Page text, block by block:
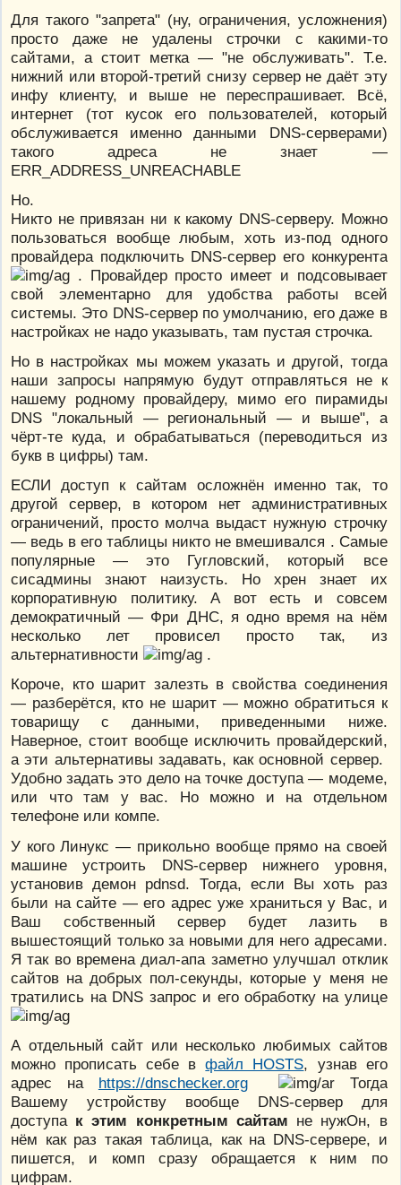
Для такого "запрета" (ну, ограничения, усложнения)
просто даже не удалены строчки с какими-то
сайтами, а стоит метка — "не обслуживать". Т.е.
нижний или второй-третий снизу сервер не даёт эту
инфу клиенту, и выше не переспрашивает. Всё,
интернет (тот кусок его пользователей, который
обслуживается именно данными DNS-серверами)
такого адреса не знает —
ERR_ADDRESS_UNREACHABLE
Но.
Никто не привязан ни к какому DNS-серверу. Можно
пользоваться вообще любым, хоть из-под одного
провайдера подключить DNS-сервер его конкурента
. Провайдер просто имеет и подсовывает
свой элементарно для удобства работы всей
системы. Это DNS-сервер по умолчанию, его даже в
настройках не надо указывать, там пустая строчка.
Но в настройках мы можем указать и другой, тогда
наши запросы напрямую будут отправляться не к
нашему родному провайдеру, мимо его пирамиды
DNS "локальный — региональный — и выше", а
чёрт-те куда, и обрабатываться (переводиться из
букв в цифры) там.
ЕСЛИ доступ к сайтам осложнён именно так, то
другой сервер, в котором нет административных
ограничений, просто молча выдаст нужную строчку
— ведь в его таблицы никто не вмешивался . Самые
популярные — это Гугловский, который все
сисадмины знают наизусть. Но хрен знает их
корпоративную политику. А вот есть и совсем
демократичный — Фри ДНС, я одно время на нём
несколько лет провисел просто так, из
альтернативности
.
Короче, кто шарит залезть в свойства соединения
— разберётся, кто не шарит — можно обратиться к
товарищу с данными, приведенными ниже.
Наверное, стоит вообще исключить провайдерский,
а эти альтернативы задавать, как основной сервер.
Удобно задать это дело на точке доступа — модеме,
или что там у вас. Но можно и на отдельном
телефоне или компе.
У кого Линукс — прикольно вообще прямо на своей
машине устроить DNS-сервер нижнего уровня,
установив демон pdnsd. Тогда, если Вы хоть раз
были на сайте — его адрес уже храниться у Вас, и
Ваш собственный сервер будет лазить в
вышестоящий только за новыми для него адресами.
Я так во времена диал-апа заметно улучшал отклик
сайтов на добрых пол-секунды, которые у меня не
тратились на DNS запрос и его обработку на улице
А отдельный сайт или несколько любимых сайтов
можно прописать себе вфайл HOSTS, узнав его
адрес на https://dnschecker.org
Тогда
Вашему устройству вообще DNS-сервер для
доступа к этим конкретным сайтам не нужОн, в
нём как раз такая таблица, как на DNS-сервере, и
пишется, и комп сразу обращается к ним по
цифрам.